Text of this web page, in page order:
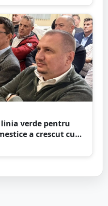
verde pentru
a crescut cu
UDMR Satu
să ceară ajutor